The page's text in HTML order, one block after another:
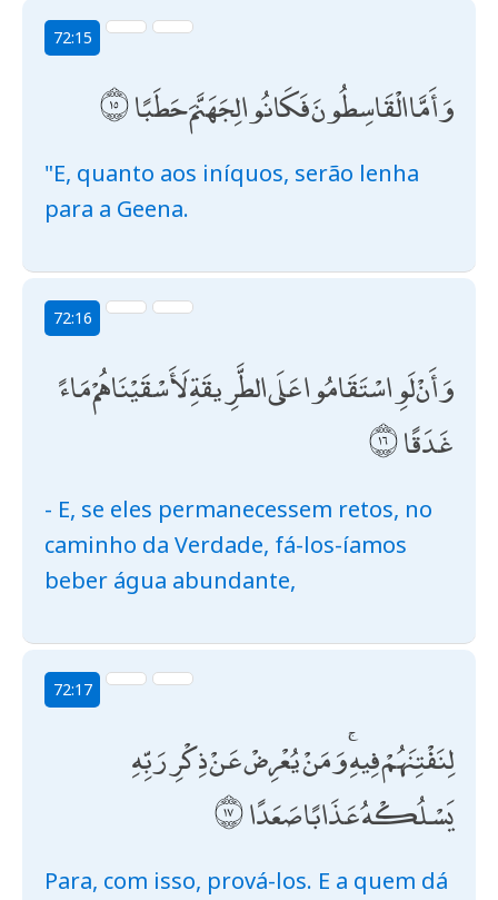
72:15
وَأَمَّا الْقَاسِطُونَ فَكَانُوا لِجَهَنَّمَ حَطَبًا
"E, quanto aos iníquos, serão lenha
para a Geena.
72:16
وَأَنْ لَوِ اسْتَقَامُوا عَلَى الطَّرِيقَةِ لَأَسْقَيْنَاهُمْ مَاءً
غَدَقًا
- E, se eles permanecessem retos, no
caminho da Verdade, fá-los-íamos
beber água abundante,
72:17
لِنَفْتِنَهُمْ فِيهِ ۚ وَمَنْ يُعْرِضْ عَنْ ذِكْرِ رَبِّهِ
يَسْلُكْهُ عَذَابًا صَعَدًا
Para, com isso, prová-los. E a quem dá